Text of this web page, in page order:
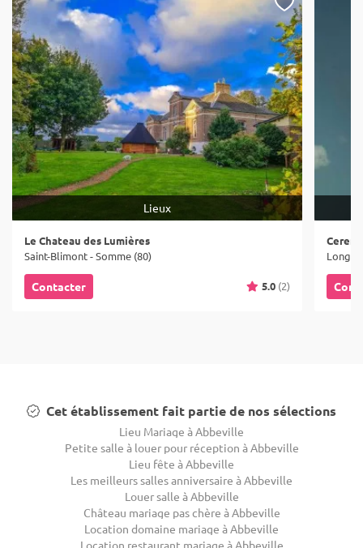
Lieux
Le Chateau des Lumières
Saint-Blimont - Somme (80)
Contacter 5.0 (2)
Cet établissement fait partie de nos sélections
Lieu Mariage à Abbeville
Petite salle à louer pour réception à Abbeville
Lieu fête à Abbeville
Les meilleurs salles anniversaire à Abbeville
Louer salle à Abbeville
Château mariage pas chère à Abbeville
Location domaine mariage à Abbeville
Location restaurant mariage à Abbeville